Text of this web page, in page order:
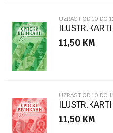
POŠALJI
UZRAST OD 10 DO
KOLO ZELENA
11,50 KM
UZRAST OD 10 DO
KOLO CRVENA
11,50 KM